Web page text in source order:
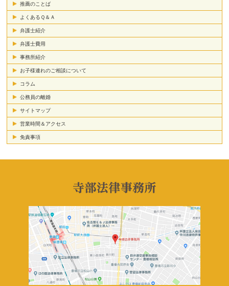
推薦のことば
よくあるＱ＆Ａ
弁護士紹介
弁護士費用
事務所紹介
お子様連れのご相談について
コラム
公務員の離婚
サイトマップ
営業時間＆アクセス
免責事項